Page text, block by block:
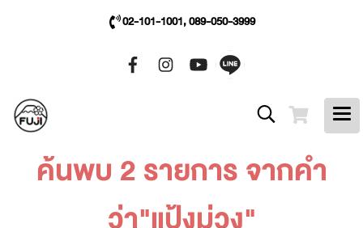
02-101-1001, 089-050-3999
ค้นพบ 2 รายการ จากคำ